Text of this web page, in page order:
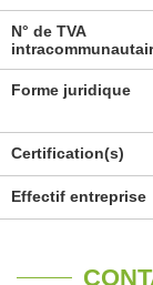
N° de TVA
Forme juridique
Certification(s)
Effectif entreprise